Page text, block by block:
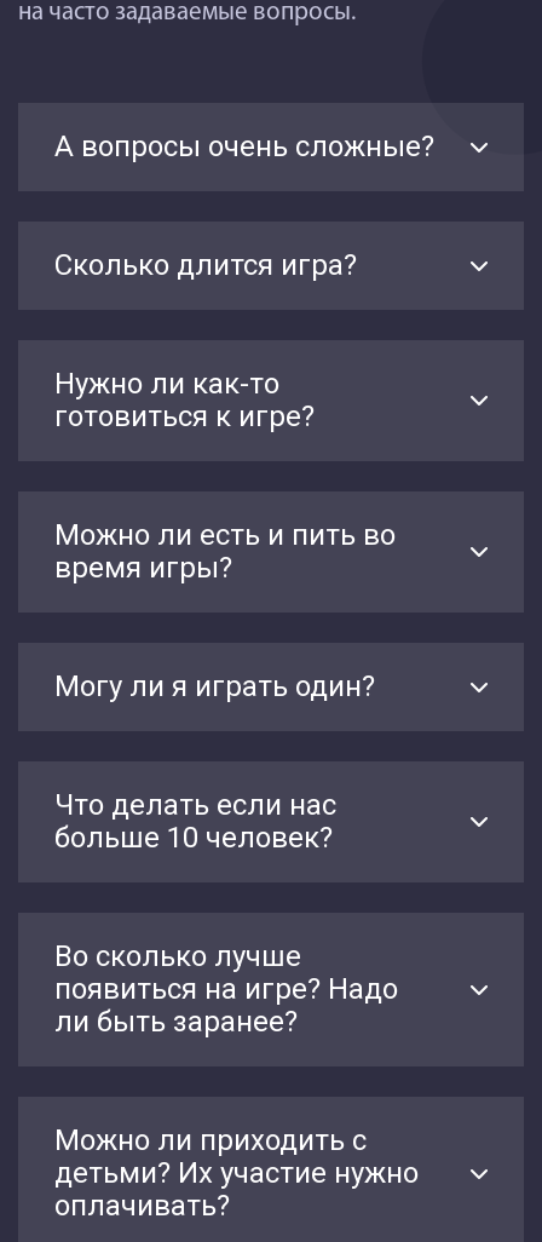
на часто задаваемые вопросы.
А вопросы очень сложные?
Сколько длится игра?
Нужно ли как-то
готовиться к игре?
Можно ли есть и пить во
время игры?
Могу ли я играть один?
Что делать если нас
больше 10 человек?
Во сколько лучше
появиться на игре? Надо
ли быть заранее?
Можно ли приходить с
детьми? Их участие нужно
оплачивать?